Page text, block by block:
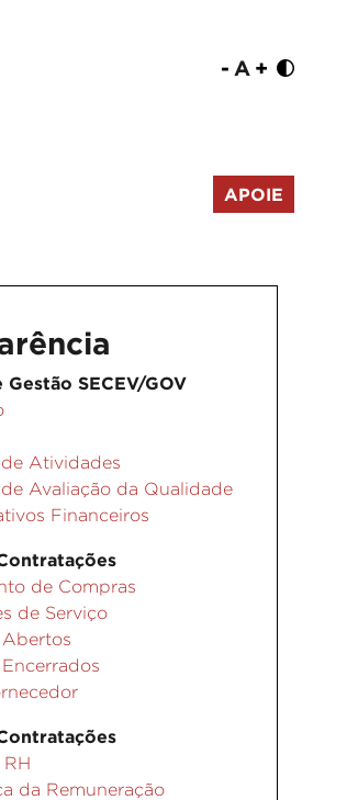
- A +
APOIE
SECEV/GOV
Atividades
Avaliação da Qualidade
Financeiros
de Compras
de Serviço
Abertos
da Remuneração